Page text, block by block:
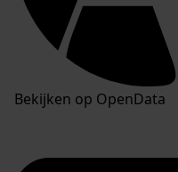
Bekijken op OpenData